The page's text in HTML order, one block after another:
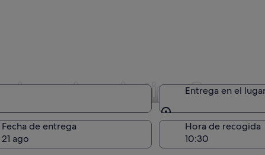
coches de tipo Entrega en el
Entrega en el
Fecha de entrega
21 ago
Hora de recogida